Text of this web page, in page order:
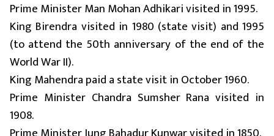
Prime Minister Man Mohan Adhikari visited in 1995.
King Birendra visited in 1980 (state visit) and 1995
(to attend the 50th anniversary of the end of the
World War II).
King Mahendra paid a state visit in October 1960.
Prime Minister Chandra Sumsher Rana visited in
1908.